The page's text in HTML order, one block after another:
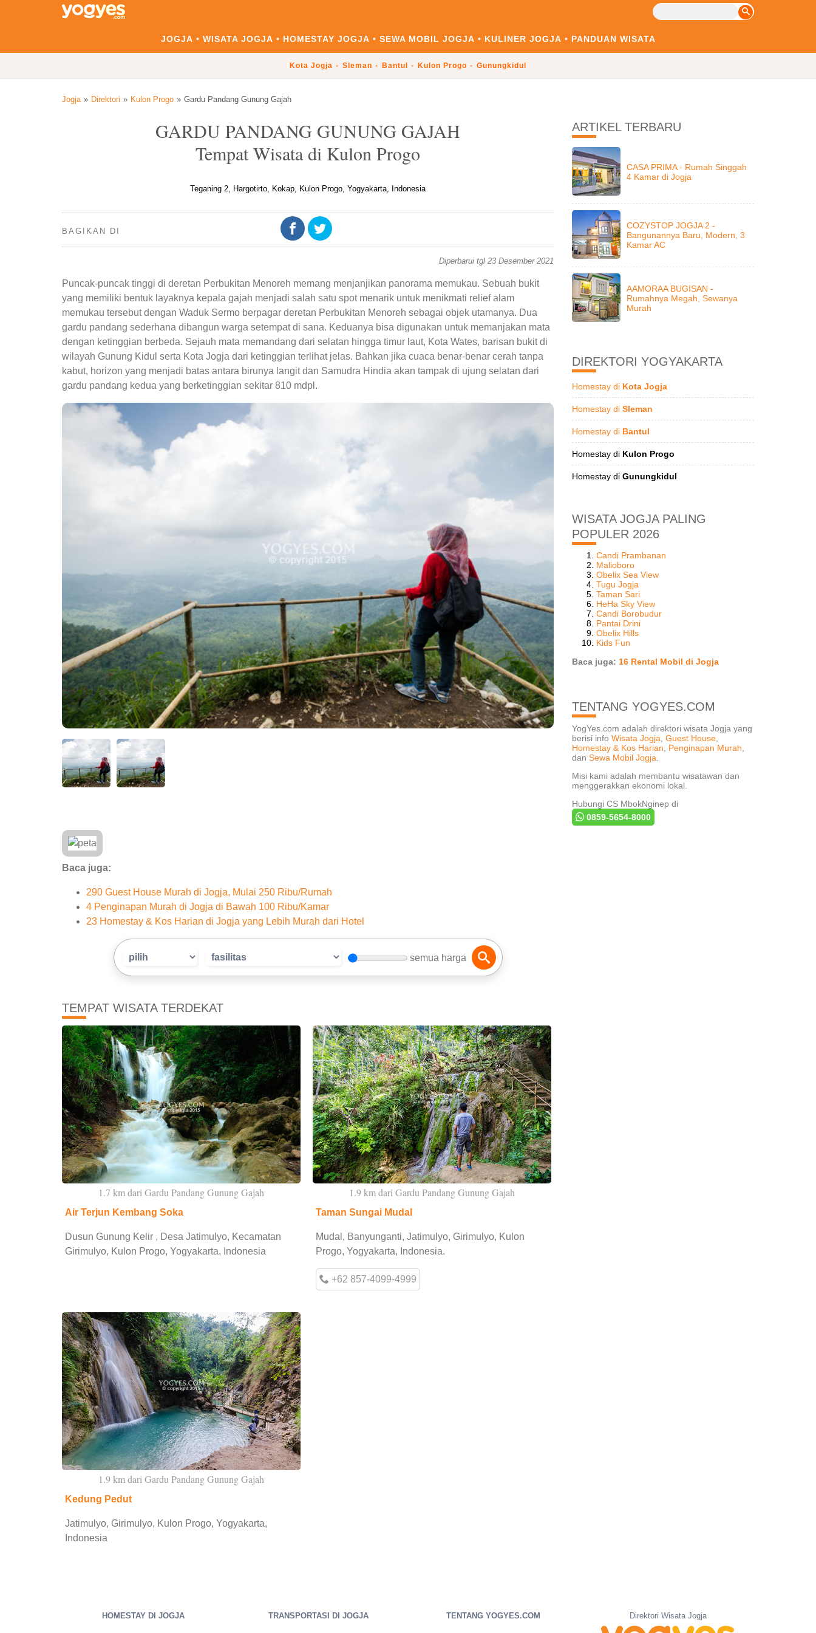
JOGJA WISATA JOGJA HOMESTAY JOGJA SEWA MOBIL JOGJA KULINER JOGJA PANDUAN WISATA
Kota Jogja Sleman Bantul Kulon Progo Gunungkidul
Jogja Direktori Kulon Progo Gardu Pandang Gunung Gajah
GARDU PANDANG GUNUNG GAJAH
Tempat Wisata di Kulon Progo
Teganing 2, Hargotirto, Kokap, Kulon Progo, Yogyakarta, Indonesia
BAGIKAN DI
Diperbarui tgl 23 Desember 2021
Puncak-puncak tinggi di deretan Perbukitan Menoreh memang menjanjikan panorama memukau. Sebuah bukit
yang memiliki bentuk layaknya kepala gajah menjadi salah satu spot menarik untuk menikmati relief alam
memukau tersebut dengan Waduk Sermo berpagar deretan Perbukitan Menoreh sebagai objek utamanya. Dua
gardu pandang sederhana dibangun warga setempat di sana. Keduanya bisa digunakan untuk memanjakan mata
dengan ketinggian berbeda. Sejauh mata memandang dari selatan hingga timur laut, Kota Wates, barisan bukit di
wilayah Gunung Kidul serta Kota Jogja dari ketinggian terlihat jelas. Bahkan jika cuaca benar-benar cerah tanpa
kabut, horizon yang menjadi batas antara birunya langit dan Samudra Hindia akan tampak di ujung selatan dari
gardu pandang kedua yang berketinggian sekitar 810 mdpl.
Baca juga:
290 Guest House Murah di Jogja, Mulai 250 Ribu/Rumah
4 Penginapan Murah di Jogja di Bawah 100 Ribu/Kamar
23 Homestay & Kos Harian di Jogja yang Lebih Murah dari Hotel
semua harga
TEMPAT WISATA TERDEKAT
1.7 km dari Gardu Pandang Gunung Gajah
Air Terjun Kembang Soka
Dusun Gunung Kelir , Desa Jatimulyo, Kecamatan
Girimulyo, Kulon Progo, Yogyakarta, Indonesia
1.9 km dari Gardu Pandang Gunung Gajah
Taman Sungai Mudal
Mudal, Banyunganti, Jatimulyo, Girimulyo, Kulon
Progo, Yogyakarta, Indonesia.
+62 857-4099-4999
1.9 km dari Gardu Pandang Gunung Gajah
Kedung Pedut
Jatimulyo, Girimulyo, Kulon Progo, Yogyakarta,
Indonesia
ARTIKEL TERBARU
CASA PRIMA - Rumah Singgah
4 Kamar di Jogja
COZYSTOP JOGJA 2 -
Bangunannya Baru, Modern, 3
Kamar AC
AAMORAA BUGISAN -
Rumahnya Megah, Sewanya
Murah
DIREKTORI YOGYAKARTA
Homestay di Kota Jogja
Homestay di Sleman
Homestay di Bantul
Homestay di Kulon Progo
Homestay di Gunungkidul
WISATA JOGJA PALING
POPULER 2026
Candi Prambanan
Malioboro
Obelix Sea View
Tugu Jogja
Taman Sari
HeHa Sky View
Candi Borobudur
Pantai Drini
Obelix Hills
Kids Fun
Baca juga: 16 Rental Mobil di Jogja
TENTANG YOGYES.COM
YogYes.com adalah direktori wisata Jogja yang
berisi info Wisata Jogja Guest House
Homestay & Kos Harian
Penginapan Murah
dan Sewa Mobil Jogja
Misi kami adalah membantu wisatawan dan
menggerakkan ekonomi lokal.
Hubungi CS MbokNginep di
0859-5654-8000
HOMESTAY DI JOGJA TRANSPORTASI DI JOGJA TENTANG YOGYES.COM Direktori Wisata Jogja